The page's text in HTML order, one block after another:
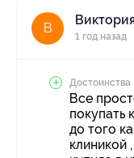
В
1 год назад
Достоинства
Все
покупать
до того
клиникой